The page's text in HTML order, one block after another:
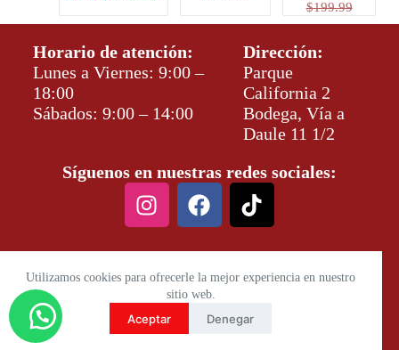
Utilizamos cookies para ofrecerle la mejor experiencia en nuestro
sitio web.
Aceptar Denegar
$199.99
Horario de atención:
Lunes a Viernes: 9:00 –
18:00
Sábados: 9:00 – 14:00
Dirección:
Parque
California 2
Bodega, Vía a
Daule 11 1/2
Síguenos en nuestras redes sociales: